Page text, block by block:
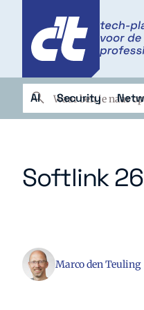
AI Security
c't
AI
Zoeken
Softlink
Marco den Teuling